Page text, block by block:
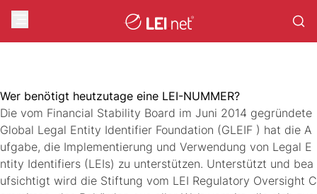
Wer benötigt heutzutage eine LEI-NUMMER?
Die vom Financial Stability Board im Juni 2014 gegründete
Global Legal Entity Identifier Foundation (GLEIF ) hat die A
ufgabe, die Implementierung und Verwendung von Legal E
ntity Identifiers (LEIs) zu unterstützen. Unterstützt und bea
ufsichtigt wird die Stiftung vom LEI Regulatory Oversight C